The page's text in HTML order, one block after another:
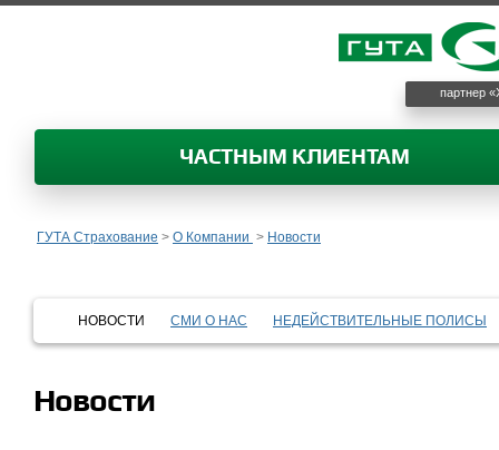
партнер
ЧАСТНЫМ КЛИЕНТАМ
ГУТА Страхование > О Компании > Новости
НОВОСТИ СМИ О НАС НЕДЕЙСТВИТЕЛЬНЫЕ ПОЛИСЫ
Новости